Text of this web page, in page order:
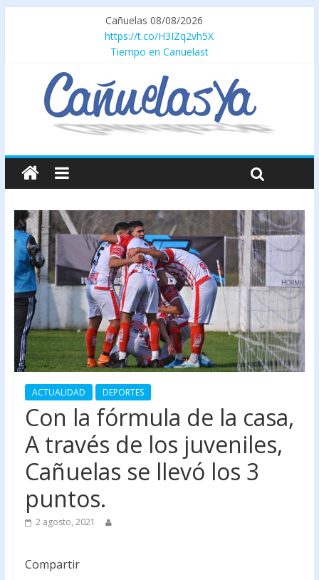
Cañuelas 08/08/2026
https://t.co/H3IZq2vh5X
Tiempo en Canuelast
ACTUALIDAD DEPORTES
Con la fórmula de la casa,
A través de los juveniles,
Cañuelas se llevó los 3
puntos.
2 agosto, 2021
Compartir